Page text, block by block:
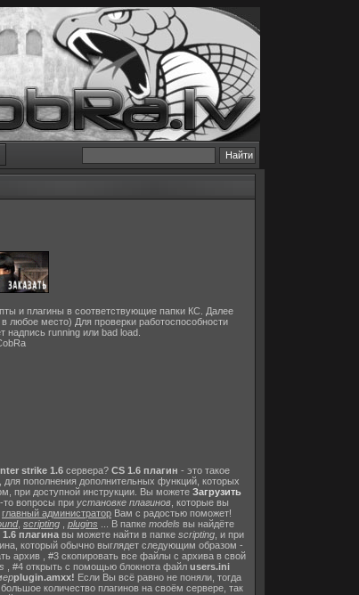
и плагины в соответствующие папки КС. Далее
любое место) Для проверки работоспособности
надпись running или bad load.
strike 1.6сервера?CS 1.6 плагин - это такое
пополнения дополнительных функций, которых
при доступной инструкции. Вы можете Загрузить
то вопросы при установке плагинов, которые вы
главный администратор Вам с радостью поможет!
, scripting plugins ... В папке models вы найдёте
плагина вы можете найти в папке scripting , и при
который обычно выглядет следующим образом -
архив , #3 скопировать все файлы с архива в свой
, #4 открыть с помощью блокнота файл users.ini
plugin.amxx! Если Вы всё равно не поняли, тогда
количество плагинов на своём сервере, так